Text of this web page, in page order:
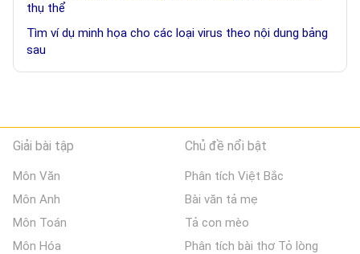
thụ thể
Tìm ví dụ minh họa cho các loại virus theo nội dung bảng
sau
Giải bài tập
Môn Văn
Môn Anh
Môn Toán
Môn Hóa
Chủ đề nổi bật
Phân tích Việt Bắc
Bài văn tả mẹ
Tả con mèo
Phân tích bài thơ Tỏ lòng